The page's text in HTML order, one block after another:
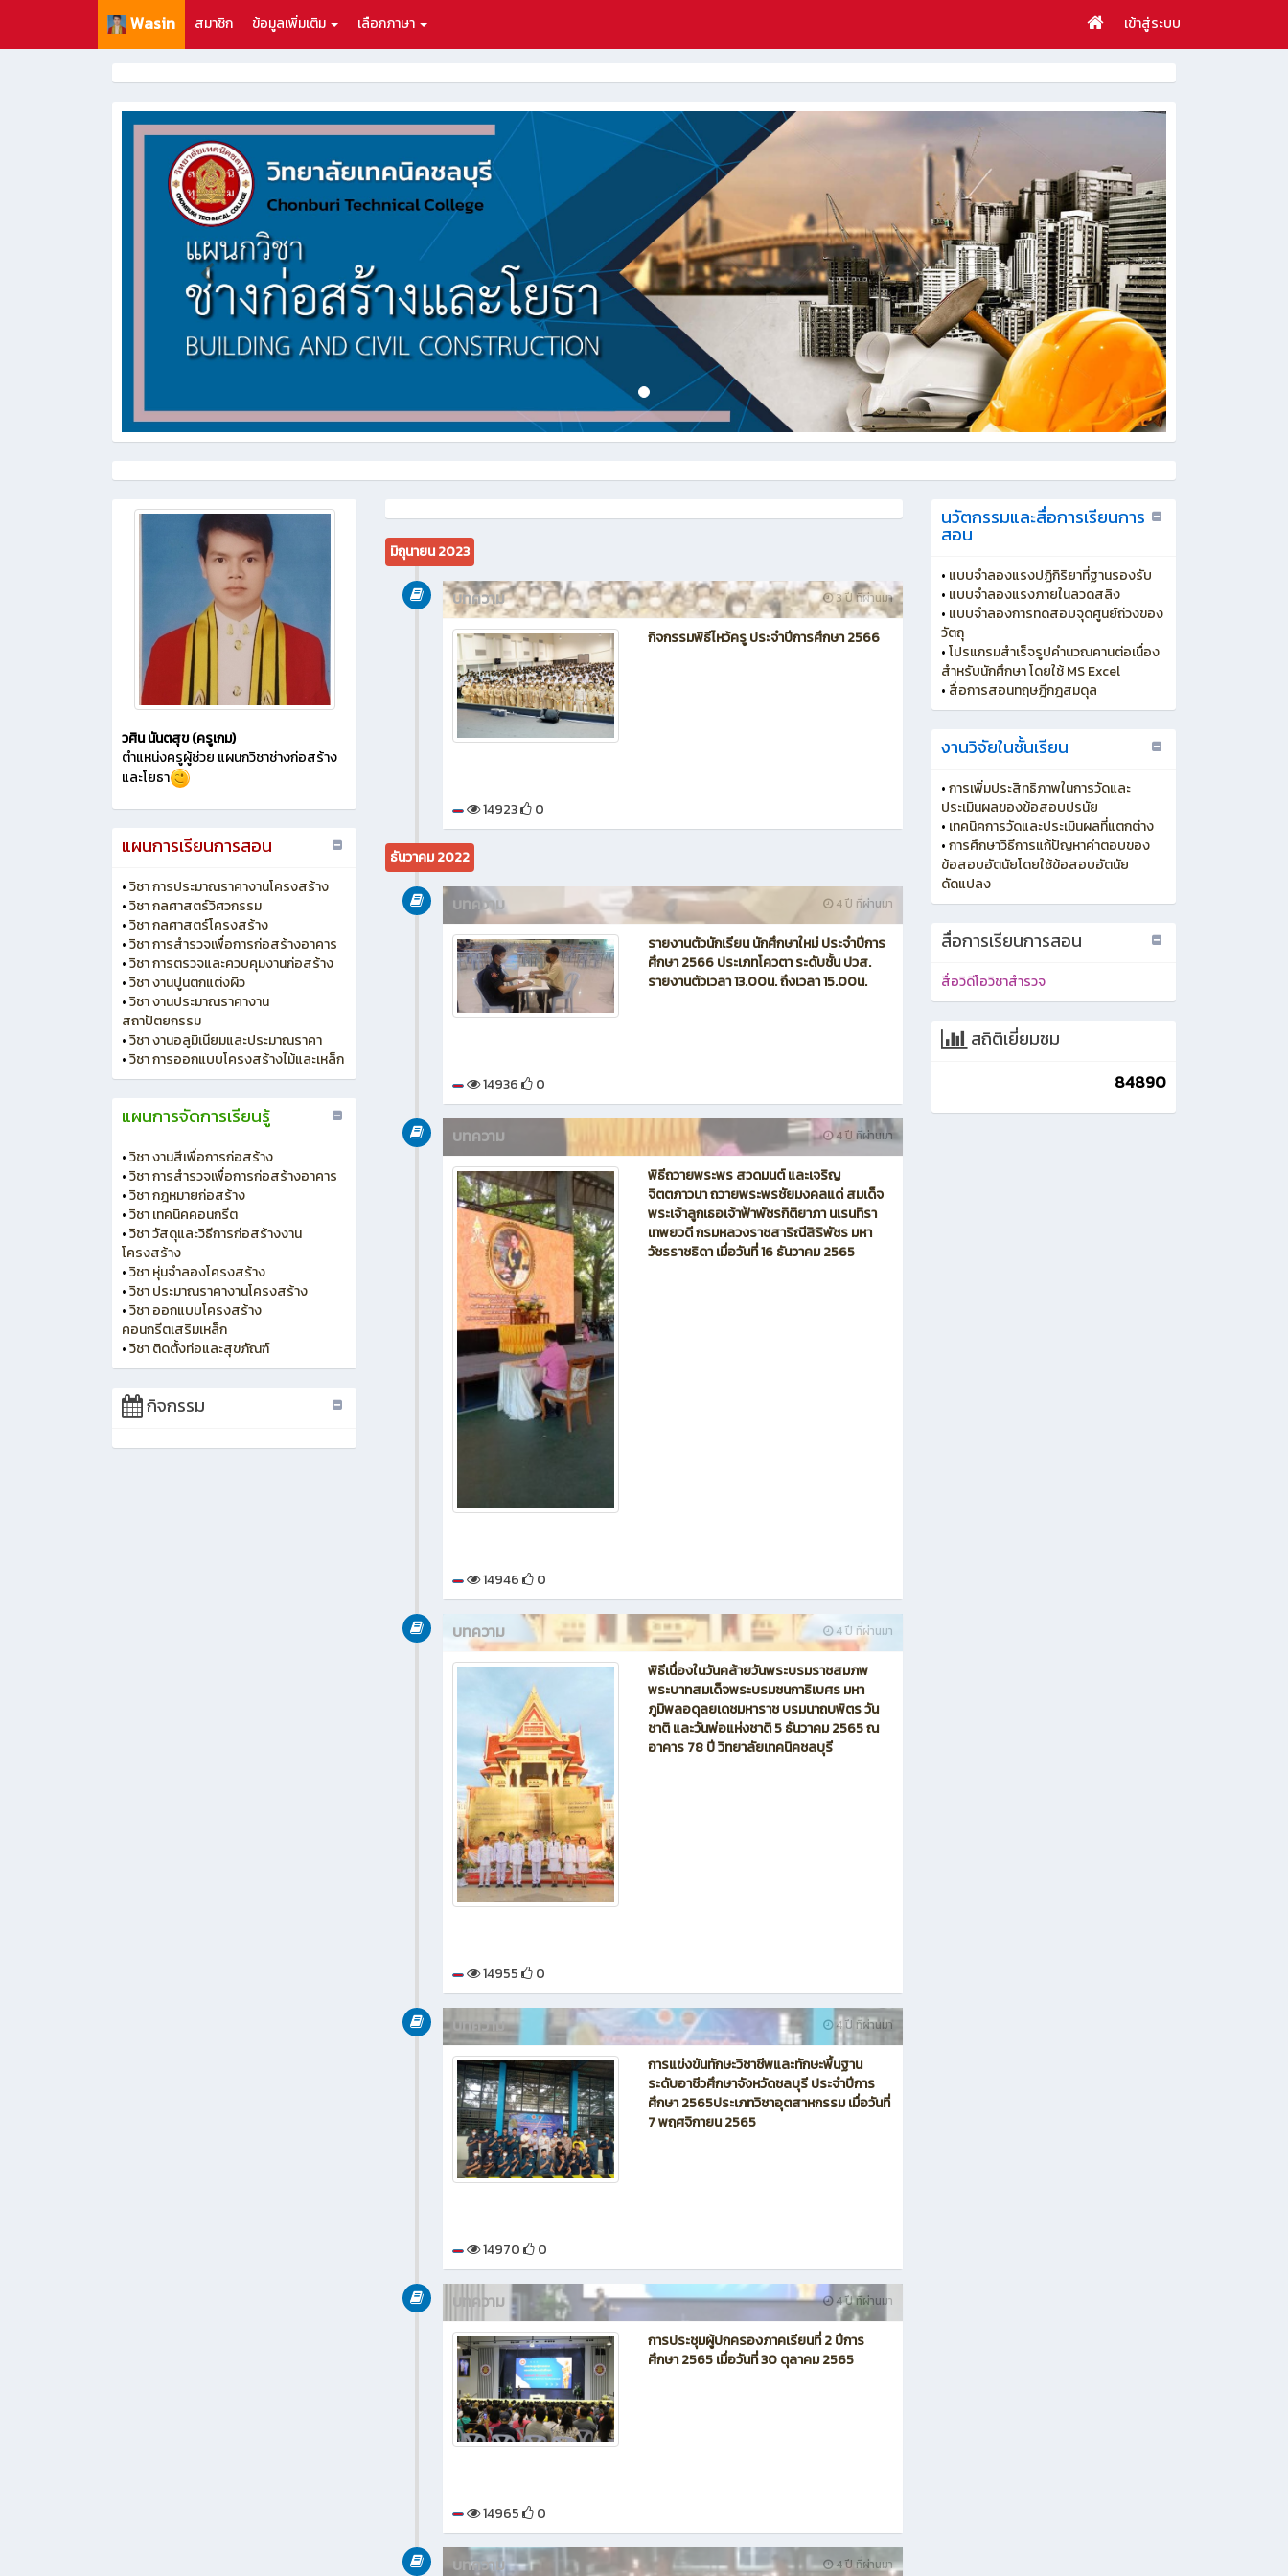
Wasin สมาชิก ข้อมูลเพิ่มเติม เลือกภาษา เข้าสู่ระบบ
วศิน นันตสุข (ครูเกม)
ตำแหน่งครูผู้ช่วย แผนกวิชาช่างก่อสร้าง
และโยธา
แผนการเรียนการสอน
•วิชา การประมาณราคางานโครงสร้าง
•วิชา กลศาสตร์วิศวกรรม
•วิชา กลศาสตร์โครงสร้าง
•วิชา การสำรวจเพื่อการก่อสร้างอาคาร
•วิชา การตรวจและควบคุมงานก่อสร้าง
•วิชา งานปูนตกแต่งผิว
•วิชา งานประมาณราคางาน
สถาปัตยกรรม
•วิชา งานอลูมิเนียมและประมาณราคา
•วิชา การออกแบบโครงสร้างไม้และเหล็ก
แผนการจัดการเรียนรู้
•วิชา งานสีเพื่อการก่อสร้าง
•วิชา การสำรวจเพื่อการก่อสร้างอาคาร
•วิชา กฎหมายก่อสร้าง
•วิชา เทคนิคคอนกรีต
•วิชา วัสดุและวิธีการก่อสร้างงาน
โครงสร้าง
•วิชา หุ่นจำลองโครงสร้าง
•วิชา ประมาณราคางานโครงสร้าง
•วิชา ออกแบบโครงสร้าง
คอนกรีตเสริมเหล็ก
•วิชา ติดตั้งท่อและสุขภัณฑ์
กิจกรรม
มิถุนายน 2023
3 ปี ที่ผ่านมา
บทความ
กิจกรรมพิธีไหว้ครู ประจำปีการศึกษา 2566
14923 0
ธันวาคม 2022
4 ปี ที่ผ่านมา
บทความ
รายงานตัวนักเรียน นักศึกษาใหม่ ประจำปีการ
ศึกษา 2566 ประเภทโควตา ระดับชั้น ปวส.
รายงานตัวเวลา 13.00น. ถึงเวลา 15.00น.
14936 0
4 ปี ที่ผ่านมา
บทความ
พิธีถวายพระพร สวดมนต์ และเจริญ
จิตตภาวนา ถวายพระพรชัยมงคลแด่ สมเด็จ
พระเจ้าลูกเธอเจ้าฟ้าพัชรกิติยาภา นเรนทิรา
เทพยวดี กรมหลวงราชสาริณีสิริพัชร มหา
วัชรราชธิดา เมื่อวันที่ 16 ธันวาคม 2565
14946 0
4 ปี ที่ผ่านมา
บทความ
พิธีเนื่องในวันคล้ายวันพระบรมราชสมภพ
พระบาทสมเด็จพระบรมชนกาธิเบศร มหา
ภูมิพลอดุลยเดชมหาราช บรมนาถบพิตร วัน
ชาติ และวันพ่อแห่งชาติ 5 ธันวาคม 2565 ณ
อาคาร 78 ปี วิทยาลัยเทคนิคชลบุรี
14955 0
4 ปี ที่ผ่านมา
บทความ
การแข่งขันทักษะวิชาชีพและทักษะพื้นฐาน
ระดับอาชีวศึกษาจังหวัดชลบุรี ประจำปีการ
ศึกษา 2565ประเภทวิชาอุตสาหกรรม เมื่อวันที่
7 พฤศจิกายน 2565
14970 0
4 ปี ที่ผ่านมา
บทความ
การประชุมผู้ปกครองภาคเรียนที่ 2 ปีการ
ศึกษา 2565 เมื่อวันที่ 30 ตุลาคม 2565
14965 0
4 ปี ที่ผ่านมา
บทความ
นวัตกรรมและสื่อการเรียนการ
สอน
• แบบจำลองแรงปฏิกิริยาที่ฐานรองรับ
• แบบจำลองแรงภายในลวดสลิง
• แบบจำลองการทดสอบจุดศูนย์ถ่วงของ
วัตถุ
•โปรแกรมสำเร็จรูปคำนวณคานต่อเนื่อง
สำหรับนักศึกษา โดยใช้ MS Excel
• สื่อการสอนทฤษฎีกฎสมดุล
งานวิจัยในชั้นเรียน
•การเพิ่มประสิทธิภาพในการวัดและ
ประเมินผลของข้อสอบปรนัย
• เทคนิคการวัดและประเมินผลที่แตกต่าง
•การศึกษาวิธีการแก้ปัญหาคำตอบของ
ข้อสอบอัตนัยโดยใช้ข้อสอบอัตนัย
ดัดแปลง
สื่อการเรียนการสอน
สื่อวิดีโอวิชาสำรวจ
สถิติเยี่ยมชม
84890